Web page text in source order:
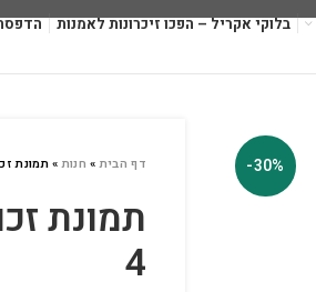
בלוקי אקריל – הפכו זיכרונות לאמנות
-30% דף הבית» חנות»תמונת
תמונת
4